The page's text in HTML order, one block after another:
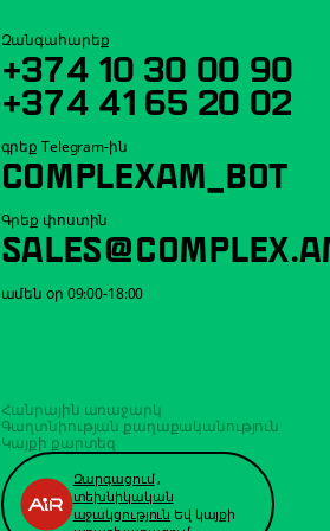
Զանգահարեք
+374 10 30 00 90
+374 41 65 20 02
գրեք Telegram-ին
COMPLEXAM_BOT
Գրեք փոստին
ամեն օր 09:00-18:00
Հանրային առաջարկ
Գաղտնիության քաղաքականություն
Կայքի քարտեզ
Զարգացում,
տեխնիկական
աջակցություն Եվ կայքի